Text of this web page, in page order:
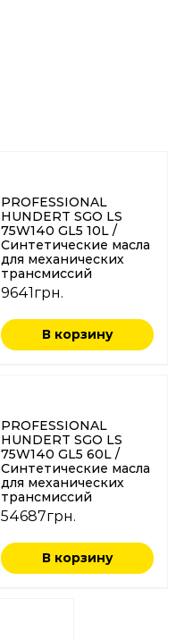
PROFESSIONAL
HUNDERT SGO LS
75W140 GL5 10L /
Синтетические масла
для механических
трансмиссий
9641грн.
В корзину
PROFESSIONAL
HUNDERT SGO LS
75W140 GL5 60L /
Синтетические масла
для механических
трансмиссий
54687грн.
В корзину